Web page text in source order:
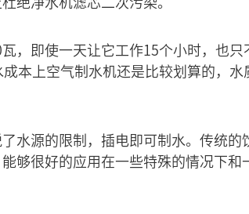
，即使一天让它工作15个小时，也只
本上空气制水机还是比较划算的，水
水源的限制，插电即可制水。传统的
够很好的应用在一些特殊的情况下和